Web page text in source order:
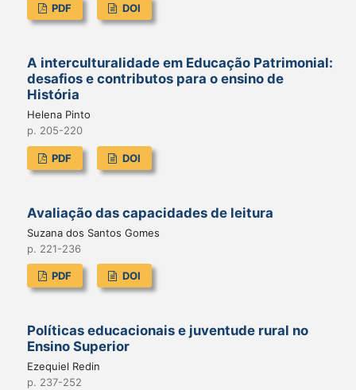
PDF DOI
A interculturalidade em Educação Patrimonial:
desafios e contributos para o ensino de
História
Helena Pinto
p. 205-220
PDF DOI
Avaliação das capacidades de leitura
Suzana dos Santos Gomes
p. 221-236
PDF DOI
Políticas educacionais e juventude rural no
Ensino Superior
Ezequiel Redin
p. 237-252